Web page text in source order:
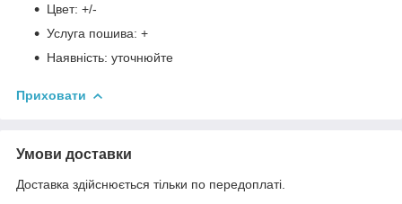
Цвет: +/-
Услуга пошива: +
Наявність: уточнюйте
Приховати
Умови доставки
Доставка здійснюється тільки по передоплаті.